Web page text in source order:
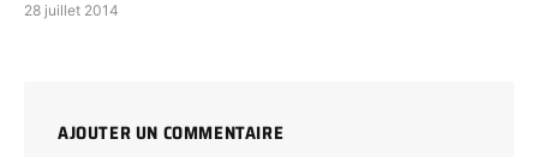
28 juillet 2014
AJOUTER UN COMMENTAIRE